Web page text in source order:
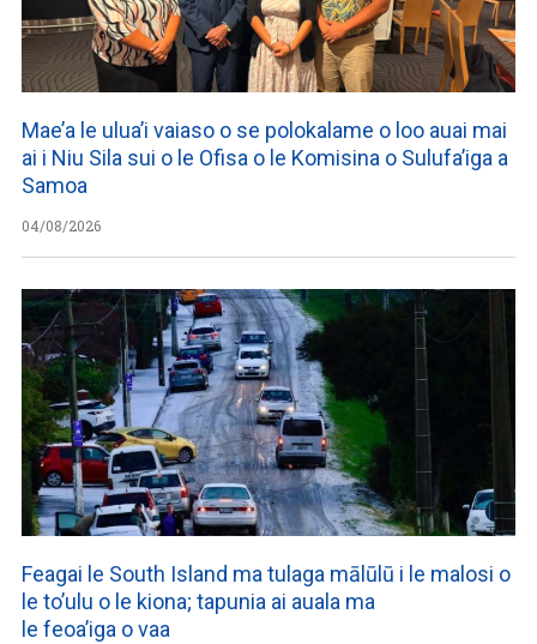
Mae’a le ulua’i vaiaso o se polokalame o loo auai mai
ai i Niu Sila sui o le Ofisa o le Komisina o Sulufa’iga a
Samoa
04/08/2026
Feagai le South Island ma tulaga mālūlū i le malosi o
le to’ulu o le kiona; tapunia ai auala ma
le feoa’iga o vaa